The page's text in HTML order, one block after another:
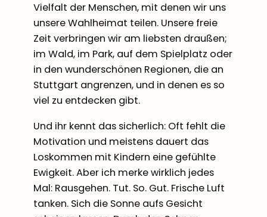
Vielfalt der Menschen, mit denen wir uns
unsere Wahlheimat teilen. Unsere freie
Zeit verbringen wir am liebsten draußen;
im Wald, im Park, auf dem Spielplatz oder
in den wunderschönen Regionen, die an
Stuttgart angrenzen, und in denen es so
viel zu entdecken gibt.
Und ihr kennt das sicherlich: Oft fehlt die
Motivation und meistens dauert das
Loskommen mit Kindern eine gefühlte
Ewigkeit. Aber ich merke wirklich jedes
Mal: Rausgehen. Tut. So. Gut. Frische Luft
tanken. Sich die Sonne aufs Gesicht